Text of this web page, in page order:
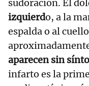
sudoración. El
izquierdo, a la
espalda o al
aparecen sin
infarto es la